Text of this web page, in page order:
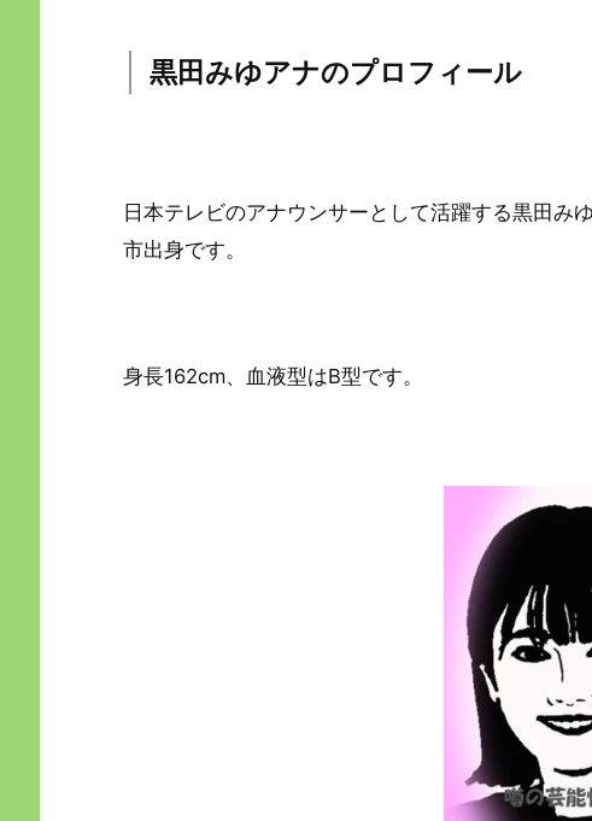
黒田みゆアナのプロフィール
日本テレビのアナウンサーとして活躍する黒田み
市出身です。
身長162cm、血液型はB型です。